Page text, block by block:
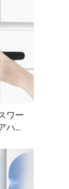
ワー
ハン